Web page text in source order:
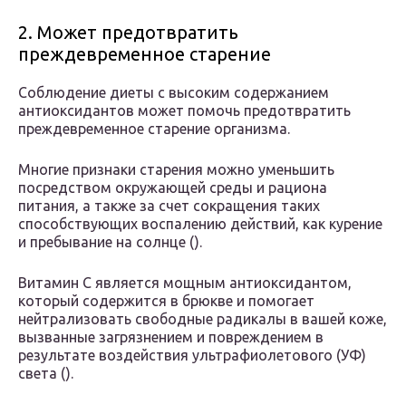
2. Может предотвратить
преждевременное старение
Соблюдение диеты с высоким содержанием
антиоксидантов может помочь предотвратить
преждевременное старение организма.
Многие признаки старения можно уменьшить
посредством окружающей среды и рациона
питания, а также за счет сокращения таких
способствующих воспалению действий, как курение
и пребывание на солнце ().
Витамин C является мощным антиоксидантом,
который содержится в брюкве и помогает
нейтрализовать свободные радикалы в вашей коже,
вызванные загрязнением и повреждением в
результате воздействия ультрафиолетового (УФ)
света ().